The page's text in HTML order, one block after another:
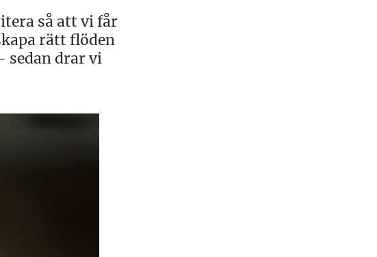
så att vi får
rätt flöden
sedan drar vi